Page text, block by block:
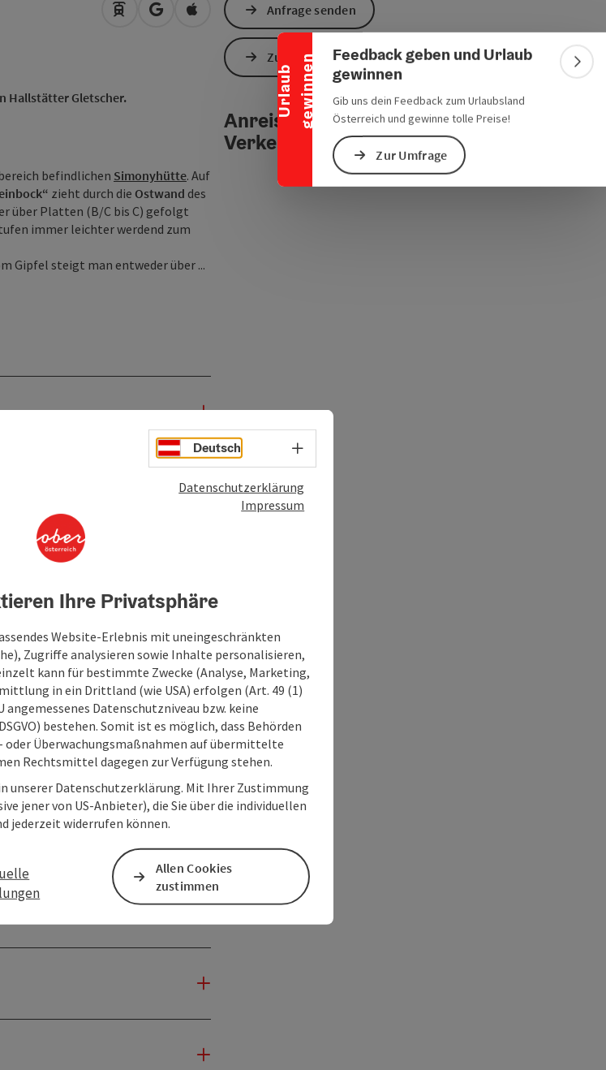
U
r
l
a
u
b
g
e
w
i
n
n
e n
Banner einklappen
Feedback geben und Urlaub
gewinnen
Gib uns dein Feedback zum Urlaubsland
Österreich und gewinne tolle Preise!
Zur Umfrage
Anreise mit öffentlichen Verkehrsmitteln
in Google Maps öffnen
in Apple Maps öffnen
Hallstätter Gletscher.
befindlichen Simonyhütte. Auf
zieht durch die Ostwand des
über Platten (B/C bis C) gefolgt
immer leichter werdend zum
Gipfel steigt man entweder über ...
Anfrage senden
Zur Website
Anreise mit öffentlichen
Verkehrsmitteln
Deutsch Sprachwahl - Menü öffnen
Datenschutzerklärung
Impressum
Ihre Privatsphäre
Website-Erlebnis mit uneingeschränkten
Zugriffe analysieren sowie Inhalte personalisieren,
kann für bestimmte Zwecke (Analyse, Marketing,
in ein Drittland (wie USA) erfolgen (Art. 49 (1)
angemessenes Datenschutzniveau bzw. keine
bestehen. Somit ist es möglich, dass Behörden
oder Überwachungsmaßnahmen auf übermittelte
Rechtsmittel dagegen zur Verfügung stehen.
unserer Datenschutzerklärung. Mit Ihrer Zustimmung
jener von US-Anbieter), die Sie über die individuellen
jederzeit widerrufen können.
Allen Cookies
zustimmen